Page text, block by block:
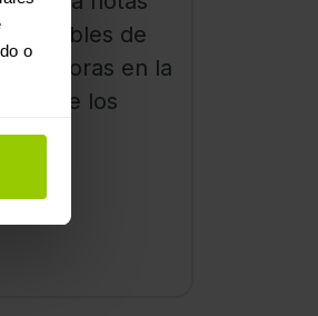
o
de
mejoras en la
de los